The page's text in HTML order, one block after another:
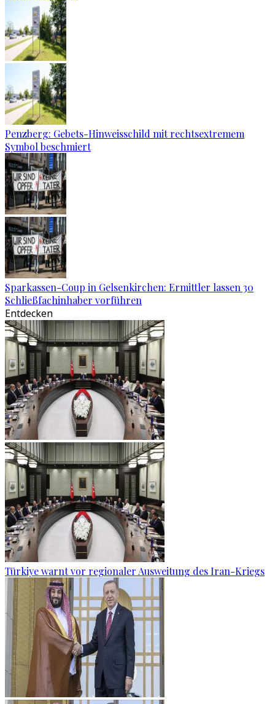
Penzberg: Gebets-Hinweisschild mit rechtsextremem
Symbol beschmiert
Sparkassen-Coup in Gelsenkirchen: Ermittler lassen 30
Schließfachinhaber vorführen
Entdecken
Türkiye warnt vor regionaler Ausweitung des Iran-Kriegs